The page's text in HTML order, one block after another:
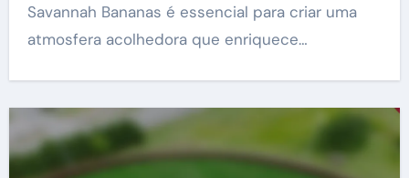
Savannah Bananas é essencial para criar uma
atmosfera acolhedora que enriquece…